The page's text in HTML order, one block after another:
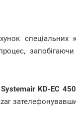
спеціальних
запобігаючи
Systemair KD-EC